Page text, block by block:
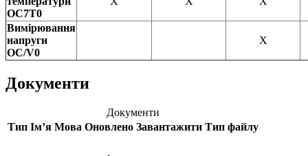
OC7T0
Вимірювання
напруги
OC/V0
X
Документи
Документи
Тип Ім’я Мова Оновлено Завантажити Тип файлу